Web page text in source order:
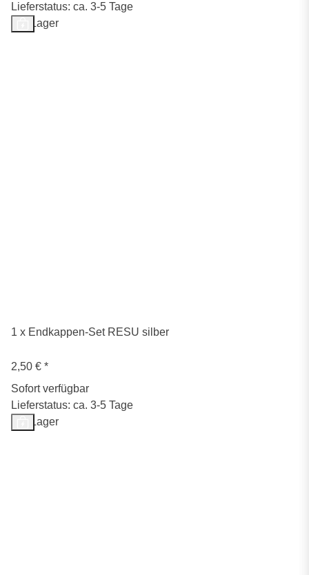
Lieferstatus: ca. 3-5 Tage
Auf Lager
1 x Endkappen-Set RESU silber
2,50 € *
Sofort verfügbar
Lieferstatus: ca. 3-5 Tage
Auf Lager